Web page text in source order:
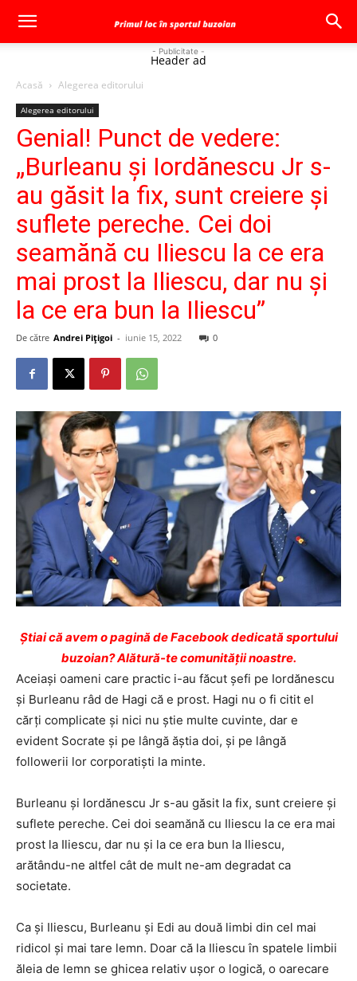
- Publicitate -
Header ad
Acasă Alegerea editorului
Alegerea editorului
Genial! Punct de vedere:
„Burleanu și Iordănescu Jr s-
au găsit la fix, sunt creiere și
suflete pereche. Cei doi
seamănă cu Iliescu la ce era
mai prost la Iliescu, dar nu și
la ce era bun la Iliescu”
De către Andrei Pițigoi - iunie 15, 2022 0
Ştiai că avem o pagină de Facebook dedicată sportului
buzoian? Alătură-te comunității noastre.
Aceiași oameni care practic i-au făcut șefi pe Iordănescu
și Burleanu râd de Hagi că e prost. Hagi nu o fi citit el
cărți complicate și nici nu știe multe cuvinte, dar e
evident Socrate și pe lângă ăștia doi, și pe lângă
followerii lor corporatiști la minte.
Burleanu și Iordănescu Jr s-au găsit la fix, sunt creiere și
suflete pereche. Cei doi seamănă cu Iliescu la ce era mai
prost la Iliescu, dar nu și la ce era bun la Iliescu,
arătându-ne altfel cât de mult ne-am degradat ca
societate.
Ca și Iliescu, Burleanu și Edi au două limbi din cel mai
ridicol și mai tare lemn. Doar că la Iliescu în spatele limbii
ăleia de lemn se ghicea relativ ușor o logică, o oarecare